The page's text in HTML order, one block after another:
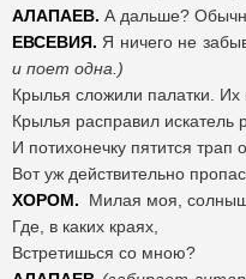
АЛАПАЕВ. А дальше?
ЕВСЕВИЯ. Я ничего не
и поет одна.)
Крылья сложили палатки. Их
Крылья расправил искатель
И потихонечку пятится трап
Вот уж действительно
ХОРОМ. Милая моя,
Где, в каких краях,
Встретишься со мною?